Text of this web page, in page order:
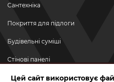
Сантехніка
Покриття для підлоги
Будівельні суміші
Стінові панелі
Новинки
Цей сайт використовує